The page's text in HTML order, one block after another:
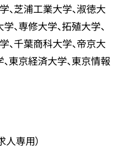
、芝浦工業大学、淑徳大
、専修大学、拓殖大学、
、千葉商科大学、帝京大
東京経済大学、東京情報
専用）